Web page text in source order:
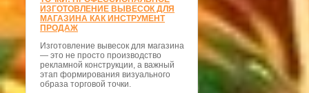
ИЗГОТОВЛЕНИЕ ВЫВЕСОК ДЛЯ
МАГАЗИНА КАК ИНСТРУМЕНТ
ПРОДАЖ
Изготовление вывесок для магазина
— это не просто производство
рекламной конструкции, а важный
этап формирования визуального
образа торговой точки.